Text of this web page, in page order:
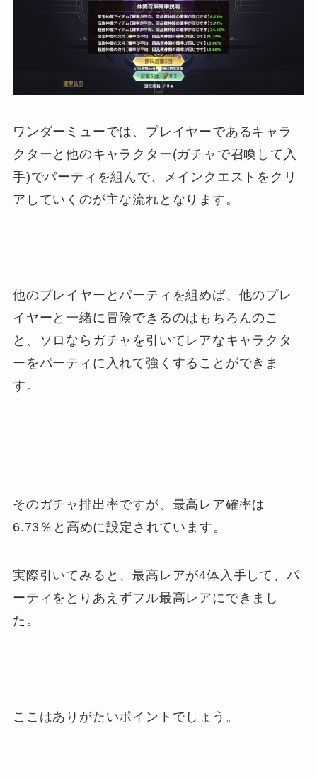
ワンダーミューでは、プレイヤーであるキャラ
クターと他のキャラクター(ガチャで召喚して入
手)でパーティを組んで、メインクエストをクリ
アしていくのが主な流れとなります。
他のプレイヤーとパーティを組めば、他のプレ
イヤーと一緒に冒険できるのはもちろんのこ
と、ソロならガチャを引いてレアなキャラクタ
ーをパーティに入れて強くすることができま
す。
そのガチャ排出率ですが、最高レア確率は
6.73％と高めに設定されています。
実際引いてみると、最高レアが4体入手して、パ
ーティをとりあえずフル最高レアにできまし
た。
ここはありがたいポイントでしょう。